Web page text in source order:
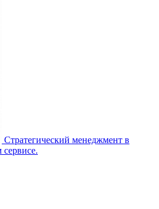
Стратегический менеджмент в